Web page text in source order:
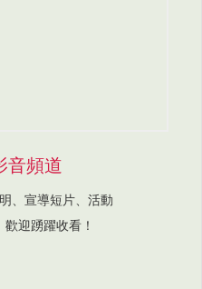
音頻道
、宣導短片、活動
迎踴躍收看！